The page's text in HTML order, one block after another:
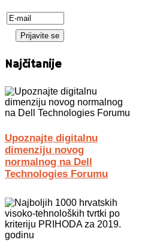
Najčitanije
Upoznajte digitalnu
dimenziju novog
normalnog na Dell
Technologies Forumu